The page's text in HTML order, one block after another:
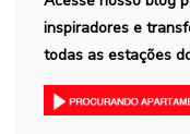
inspiradores e
todas as estações